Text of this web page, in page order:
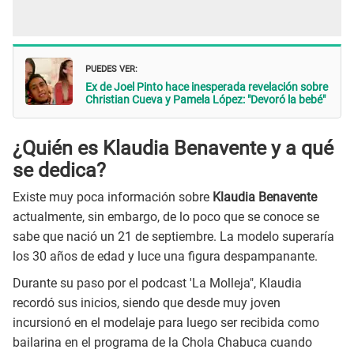
PUEDES VER:
Ex de Joel Pinto hace inesperada revelación sobre
Christian Cueva y Pamela López: "Devoró la bebé"
¿Quién es Klaudia Benavente y a qué
se dedica?
Existe muy poca información sobre Klaudia Benavente
actualmente, sin embargo, de lo poco que se conoce se
sabe que nació un 21 de septiembre. La modelo superaría
los 30 años de edad y luce una figura despampanante.
Durante su paso por el podcast 'La Molleja", Klaudia
recordó sus inicios, siendo que desde muy joven
incursionó en el modelaje para luego ser recibida como
bailarina en el programa de la Chola Chabuca cuando